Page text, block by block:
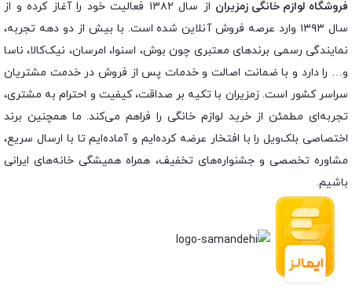
فروشگاه لوازم خانگی زمزیران
از سال ۱۳۸۲ فعالیت خود را آغاز کرده و از
سال ۱۳۹۳ وارد عرصه فروش آنلاین شده است. با بیش از دو دهه تجربه،
نمایندگی رسمی برندهای معتبری چون بوش، اسنوا، امرسان، نیک‌کالا، ناسا
و… را دارد و با ضمانت اصالت و خدمات پس از فروش در خدمت مشتریان
سراسر کشور است. زمزیران با تکیه بر صداقت، کیفیت و احترام به مشتری،
تجربه‌ای مطمئن از خرید لوازم خانگی را فراهم می‌کند. ما همچنین برند
اختصاصی بلک‌ویل را با افتخار عرضه کرده‌ایم و آماده‌ایم تا با ارسال سریع،
مشاوره تخصصی و جشنواره‌های تخفیف، همراه همیشگی خانه‌های ایرانی
باشیم.